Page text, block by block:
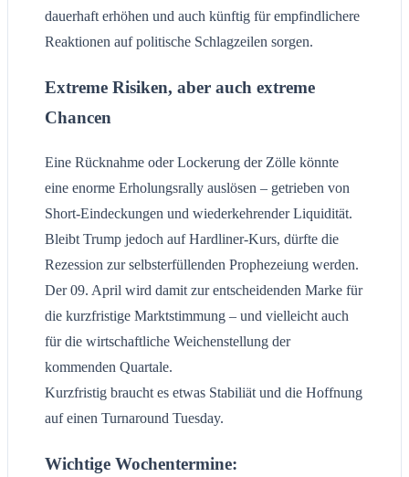
dauerhaft erhöhen und auch künftig für empfindlichere
Reaktionen auf politische Schlagzeilen sorgen.
Extreme Risiken, aber auch extreme
Chancen
Eine Rücknahme oder Lockerung der Zölle könnte
eine enorme Erholungsrally auslösen – getrieben von
Short-Eindeckungen und wiederkehrender Liquidität.
Bleibt Trump jedoch auf Hardliner-Kurs, dürfte die
Rezession zur selbsterfüllenden Prophezeiung werden.
Der 09. April wird damit zur entscheidenden Marke für
die kurzfristige Marktstimmung – und vielleicht auch
für die wirtschaftliche Weichenstellung der
kommenden Quartale.
Kurzfristig braucht es etwas Stabiliät und die Hoffnung
auf einen Turnaround Tuesday.
Wichtige Wochentermine: